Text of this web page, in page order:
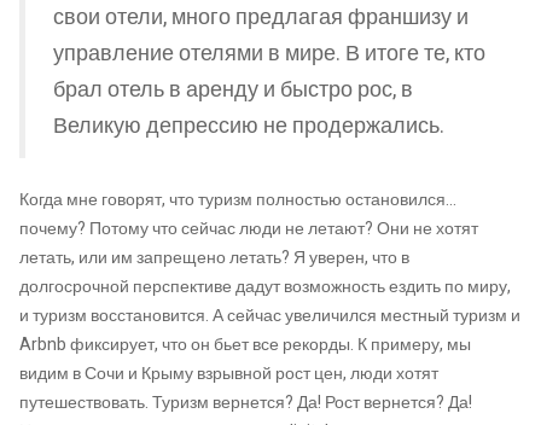
свои отели, много предлагая франшизу и
управление отелями в мире. В итоге те, кто
брал отель в аренду и быстро рос, в
Великую депрессию не продержались.
Когда мне говорят, что туризм полностью остановился…
почему? Потому что сейчас люди не летают? Они не хотят
летать, или им запрещено летать? Я уверен, что в
долгосрочной перспективе дадут возможность ездить по миру,
и туризм восстановится. А сейчас увеличился местный туризм и
Arbnb фиксирует, что он бьет все рекорды. К примеру, мы
видим в Сочи и Крыму взрывной рост цен, люди хотят
путешествовать. Туризм вернется? Да! Рост вернется? Да!